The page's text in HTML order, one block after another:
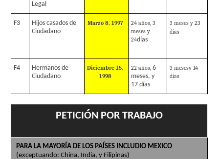
Legal
F3
Hijos casados de
Ciudadano
Marzo 8, 1997
24 años, 3
meses y
24días
3 meses y 23
días
F4
Hermanos de
Ciudadano
Diciembre 15,
1998
22 años,6
meses, y
17 días
3 mesesy 14
días
PETICIÓN POR TRABAJO
PARA LA MAYORÍA DE LOS PAÍSES INCLUDIO MEXICO
(exceptuando: China, India, y Filipinas)